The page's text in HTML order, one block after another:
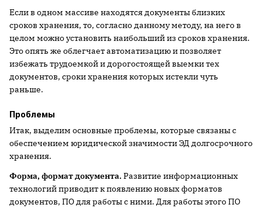
Если в одном массиве находятся документы близких
сроков хранения, то, согласно данному методу, на него в
целом можно установить наибольший из сроков хранения.
Это опять же облегчает автоматизацию и позволяет
избежать трудоемкой и дорогостоящей выемки тех
документов, сроки хранения которых истекли чуть
раньше.
Проблемы
Итак, выделим основные проблемы, которые связаны с
обеспечением юридической значимости ЭД долгосрочного
хранения.
Форма, формат документа. Развитие информационных
технологий приводит к появлению новых форматов
документов, ПО для работы с ними. Для работы этого ПО